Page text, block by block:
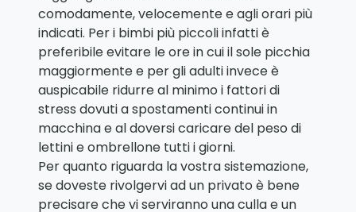
comodamente, velocemente e agli orari più
indicati. Per i bimbi più piccoli infatti è
preferibile evitare le ore in cui il sole picchia
maggiormente e per gli adulti invece è
auspicabile ridurre al minimo i fattori di
stress dovuti a spostamenti continui in
macchina e al doversi caricare del peso di
lettini e ombrellone tutti i giorni.
Per quanto riguarda la vostra sistemazione,
se doveste rivolgervi ad un privato è bene
precisare che vi serviranno una culla e un